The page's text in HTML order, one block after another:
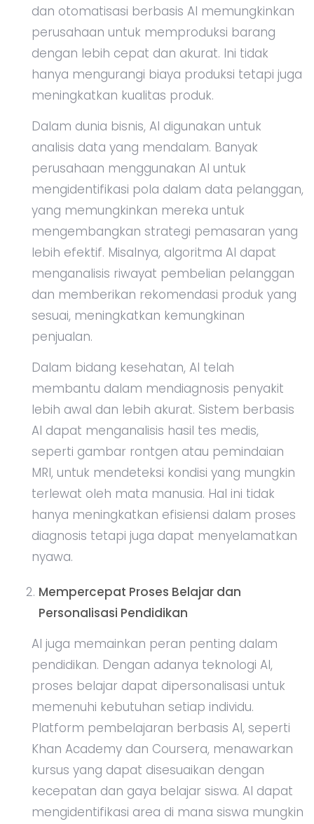
dan otomatisasi berbasis AI memungkinkan
perusahaan untuk memproduksi barang
dengan lebih cepat dan akurat. Ini tidak
hanya mengurangi biaya produksi tetapi juga
meningkatkan kualitas produk.
Dalam dunia bisnis, AI digunakan untuk
analisis data yang mendalam. Banyak
perusahaan menggunakan AI untuk
mengidentifikasi pola dalam data pelanggan,
yang memungkinkan mereka untuk
mengembangkan strategi pemasaran yang
lebih efektif. Misalnya, algoritma AI dapat
menganalisis riwayat pembelian pelanggan
dan memberikan rekomendasi produk yang
sesuai, meningkatkan kemungkinan
penjualan.
Dalam bidang kesehatan, AI telah
membantu dalam mendiagnosis penyakit
lebih awal dan lebih akurat. Sistem berbasis
AI dapat menganalisis hasil tes medis,
seperti gambar rontgen atau pemindaian
MRI, untuk mendeteksi kondisi yang mungkin
terlewat oleh mata manusia. Hal ini tidak
hanya meningkatkan efisiensi dalam proses
diagnosis tetapi juga dapat menyelamatkan
nyawa.
Mempercepat Proses Belajar dan
Personalisasi Pendidikan
AI juga memainkan peran penting dalam
pendidikan. Dengan adanya teknologi AI,
proses belajar dapat dipersonalisasi untuk
memenuhi kebutuhan setiap individu.
Platform pembelajaran berbasis AI, seperti
Khan Academy dan Coursera, menawarkan
kursus yang dapat disesuaikan dengan
kecepatan dan gaya belajar siswa. AI dapat
mengidentifikasi area di mana siswa mungkin